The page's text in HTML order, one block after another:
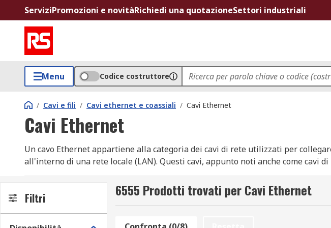
ServiziPromozioni e novitàRichiedi una quotazioneSettori industriali
Menu Codice costruttore
/ Cavi e fili / Cavi ethernet e coassiali / Cavi Ethernet
Cavi Ethernet
Un cavo Ethernet appartiene alla categoria dei cavi di rete utilizzati per
all'interno di una rete locale (LAN). Questi cavi, appunto noti anche come
Cavi LAN
I cavi LAN sono una categoria di cavo Ethernet progettata specificamente per
Filtri 6555 Prodotti trovati per Cavi Ethernet